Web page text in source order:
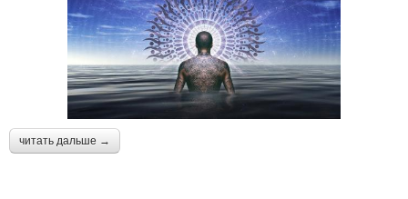
читать дальше →